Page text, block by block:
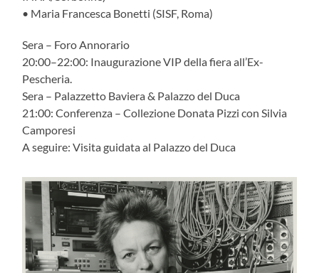
• Maria Francesca Bonetti (SISF, Roma)
Sera – Foro Annorario
20:00–22:00: Inaugurazione VIP della fiera all’Ex-
Pescheria.
Sera – Palazzetto Baviera & Palazzo del Duca
21:00: Conferenza – Collezione Donata Pizzi con Silvia
Camporesi
A seguire: Visita guidata al Palazzo del Duca